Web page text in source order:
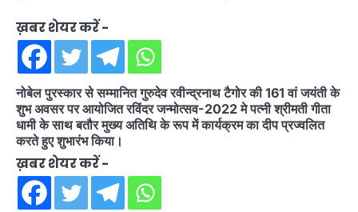
ख़बर शेयर करें -
नोबेल पुरस्कार से सम्मानित गुरुदेव रवीन्द्रनाथ टैगोर की 161 वां जयंती के
शुभ अवसर पर आयोजित रविंदर जन्मोत्सव-2022 मे पत्नी श्रीमती गीता
धामी के साथ बतौर मुख्य अतिथि के रूप में कार्यक्रम का दीप प्रज्वलित
करते हुए शुभारंभ किया।
ख़बर शेयर करें -